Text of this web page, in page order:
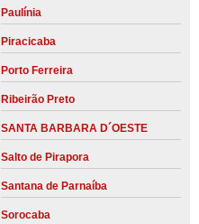
Paulínia
Piracicaba
Porto Ferreira
Ribeirão Preto
SANTA BARBARA D´OESTE
Salto de Pirapora
Santana de Parnaíba
Sorocaba